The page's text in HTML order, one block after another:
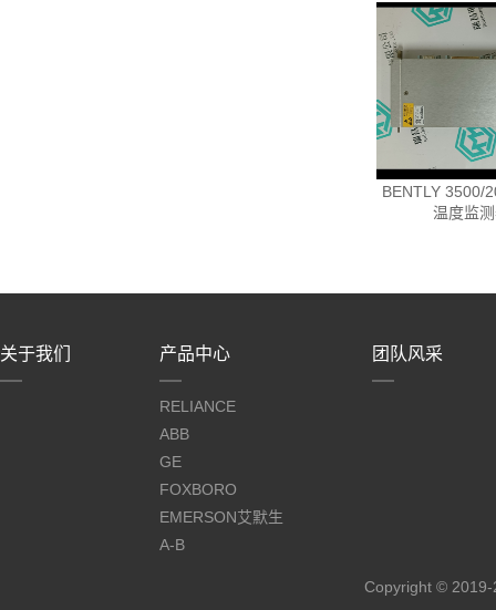
BENTLY 3500/
温度监
关于我们 产品中心
RELIANCE
ABB
GE
FOXBORO
EMERSON艾默生
A-B
团队风采
Copyright © 2019-